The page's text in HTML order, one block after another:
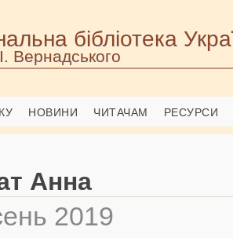
бібліотека
Вернадського
НОВИНИ ЧИТАЧАМ РЕСУРСИ
Анна
2019